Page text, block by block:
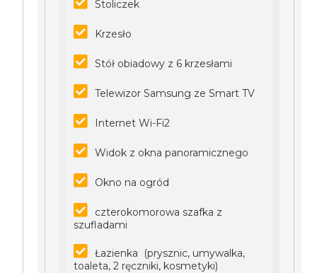
Stoliczek
Krzesło
Stół obiadowy z 6 krzesłami
Telewizor Samsung ze Smart TV
Internet Wi-Fi2
Widok z okna panoramicznego
Okno na ogród
czterokomorowa szafka z
szufladami
Łazienka (prysznic, umywalka,
toaleta, 2 ręczniki, kosmetyki)